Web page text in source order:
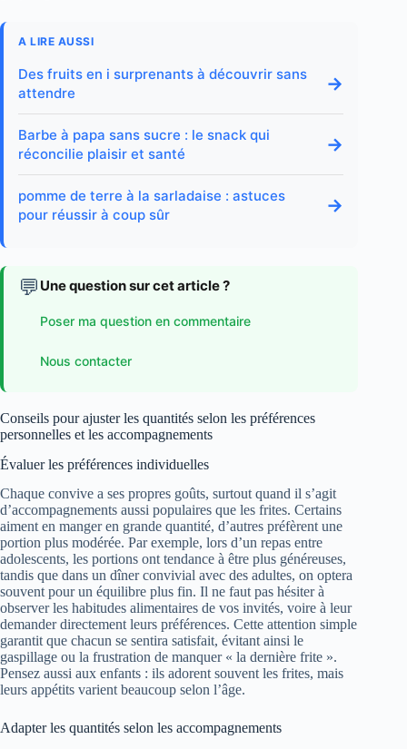
A LIRE AUSSI
Des fruits en i surprenants à découvrir sans
attendre
→
Barbe à papa sans sucre : le snack qui
réconcilie plaisir et santé
→
pomme de terre à la sarladaise : astuces
pour réussir à coup sûr
→
💬 Une question sur cet article ?
Poser ma question en commentaire
Nous contacter
Conseils pour ajuster les quantités selon les préférences
personnelles et les accompagnements
Évaluer les préférences individuelles
Chaque convive a ses propres goûts, surtout quand il s’agit
d’accompagnements aussi populaires que les frites. Certains
aiment en manger en grande quantité, d’autres préfèrent une
portion plus modérée. Par exemple, lors d’un repas entre
adolescents, les portions ont tendance à être plus généreuses,
tandis que dans un dîner convivial avec des adultes, on optera
souvent pour un équilibre plus fin. Il ne faut pas hésiter à
observer les habitudes alimentaires de vos invités, voire à leur
demander directement leurs préférences. Cette attention simple
garantit que chacun se sentira satisfait, évitant ainsi le
gaspillage ou la frustration de manquer « la dernière frite ».
Pensez aussi aux enfants : ils adorent souvent les frites, mais
leurs appétits varient beaucoup selon l’âge.
Adapter les quantités selon les accompagnements